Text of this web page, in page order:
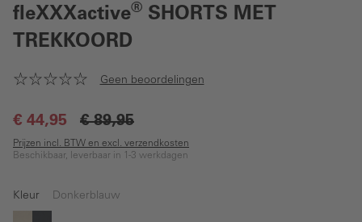
fleXXXactive® SHORTS MET
TREKKOORD
Geen beoordelingen
€ 44,95 € 89,95
Prijzen incl. BTW en excl. verzendkosten
Beschikbaar, leverbaar in 1-3 werkdagen
Kleur Donkerblauw